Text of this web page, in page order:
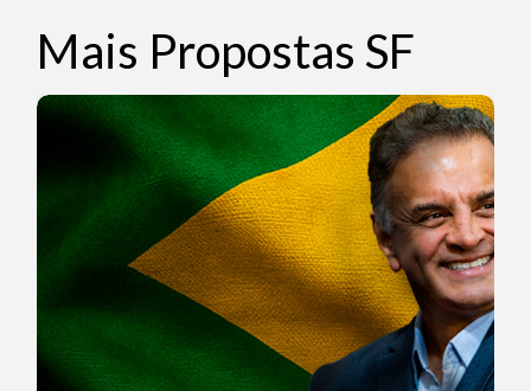
Mais Propostas SF